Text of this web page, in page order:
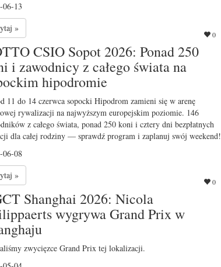
06-13
»
0
CSIO Sopot 2026: Ponad 250
i zawodnicy z całego świata na
hipodromie
11 do 14 czerwca sopocki Hipodrom zamieni się w arenę
rywalizacji na najwyższym europejskim poziomie. 146
z całego świata, ponad 250 koni i cztery dni bezpłatnych
dla całej rodziny — sprawdź program i zaplanuj swój weekend!
06-08
»
0
Shanghai 2026: Nicola
wygrywa Grand Prix w
zwycięzce Grand Prix tej lokalizacji.